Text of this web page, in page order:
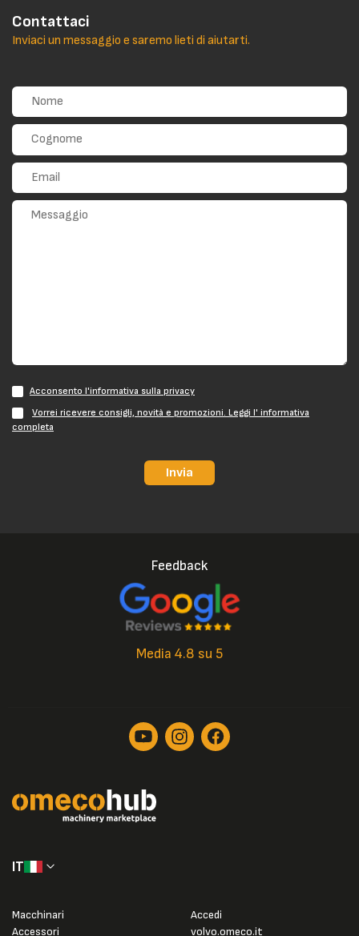
Contattaci
Inviaci un messaggio e saremo lieti di aiutarti.
Acconsento l'informativa sulla privacy
Vorrei ricevere consigli, novità e promozioni. Leggi l' informativa
completa
Invia
Feedback
Media 4.8 su 5
IT
Macchinari
Accessori
Accedi
volvo.omeco.it